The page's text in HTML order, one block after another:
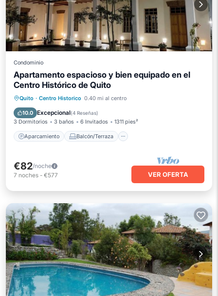
Condominio
Apartamento espacioso y bien equipado en el
Centro Histórico de Quito
Quito · Centro Historico 0.40 mi al centro
10.0 Excepcional(4 Reseñas)
3 Dormitorios 3 baños 6 Invitados 1311 pies²
Aparcamiento Balcón/Terraza
Aparcamiento
Balcón/Terraza
Cocina
Internet
€82/noche
7 noches - €577 VER OFERTA